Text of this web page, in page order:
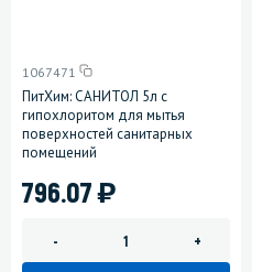
1067471
ПитХим: САНИТОЛ 5л с
гипохлоритом для мытья
поверхностей санитарных
помещений
796.07)
- +